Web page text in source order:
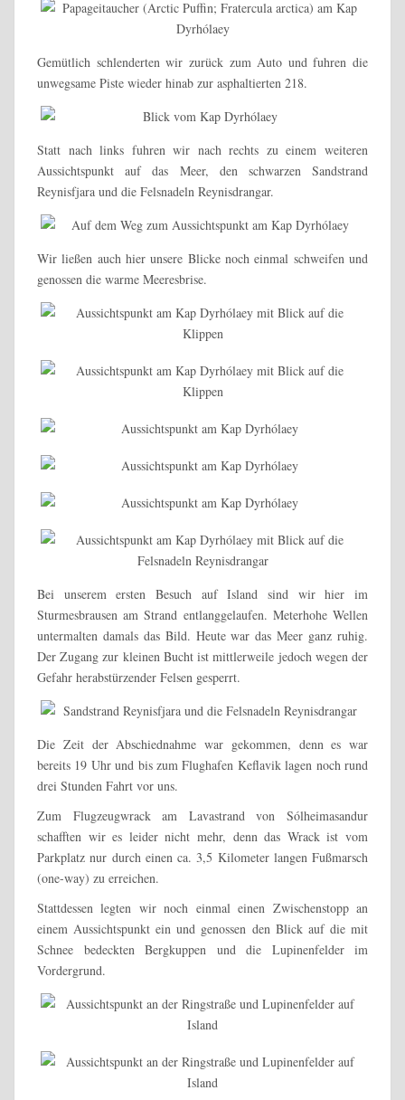
Gemütlich schlenderten wir zurück zum Auto und fuhren die
unwegsame Piste wieder hinab zur asphaltierten 218.
Statt nach links fuhren wir nach rechts zu einem weiteren
Aussichtspunkt auf das Meer, den schwarzen Sandstrand
Reynisfjara und die Felsnadeln Reynisdrangar.
Wir ließen auch hier unsere Blicke noch einmal schweifen und
genossen die warme Meeresbrise.
Bei unserem ersten Besuch auf Island sind wir hier im
Sturmesbrausen am Strand entlanggelaufen. Meterhohe Wellen
untermalten damals das Bild. Heute war das Meer ganz ruhig.
Der Zugang zur kleinen Bucht ist mittlerweile jedoch wegen der
Gefahr herabstürzender Felsen gesperrt.
Die Zeit der Abschiednahme war gekommen, denn es war
bereits 19 Uhr und bis zum Flughafen Keflavik lagen noch rund
drei Stunden Fahrt vor uns.
Zum Flugzeugwrack am Lavastrand von Sólheimasandur
schafften wir es leider nicht mehr, denn das Wrack ist vom
Parkplatz nur durch einen ca. 3,5 Kilometer langen Fußmarsch
(one-way) zu erreichen.
Stattdessen legten wir noch einmal einen Zwischenstopp an
einem Aussichtspunkt ein und genossen den Blick auf die mit
Schnee bedeckten Bergkuppen und die Lupinenfelder im
Vordergrund.